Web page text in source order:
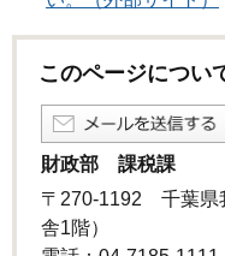
このページについ
財政部 課税課
〒270-1192 千葉県
舎1階）